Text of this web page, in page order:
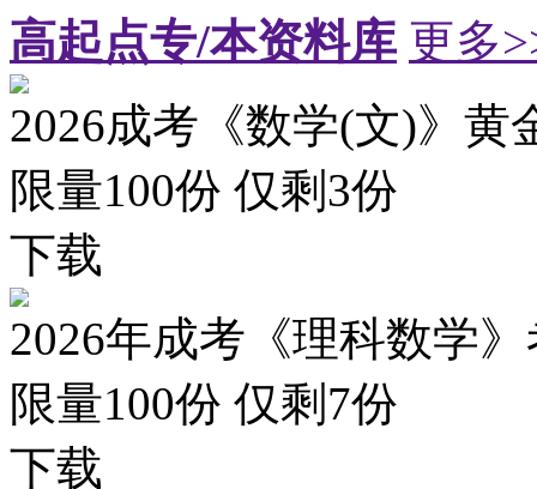
高起点专/本资料库 更多
2026成考《数学(文)》黄
限量100份 仅剩 3份
下载
2026年成考《理科数学
限量100份 仅剩 7份
下载